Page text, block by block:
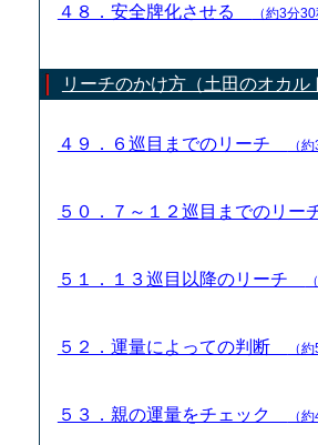
４８．安全牌化させる （約3分30
リーチのかけ方（土田のオカル
４９．６巡目までのリーチ （
５０．７～１２巡目までのリー
５１．１３巡目以降のリーチ
５２．運量によっての判断 （
５３．親の運量をチェック （